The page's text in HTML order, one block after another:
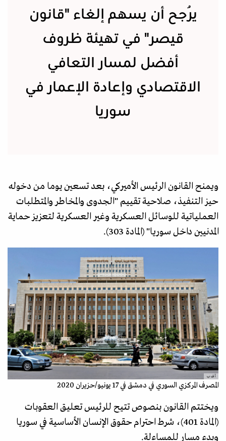
يُرجح أن يسهم إلغاء "قانون
قيصر" في تهيئة ظروف
أفضل لمسار التعافي
الاقتصادي وإعادة الإعمار في
سوريا
ويمنح القانون الرئيس الأميركي، بعد تسعين يوما من دخوله
حيز التنفيذ، صلاحية تقييم "الجدوى والمخاطر والمتطلبات
العملياتية للوسائل العسكرية وغير العسكرية لتعزيز حماية
المدنيين داخل سوريا" (المادة 303).
أ ف ب
المصرف المركزي السوري في دمشق في 17 يونيو/حزيران 2020
ويختتم القانون بنصوص تتيح للرئيس تعليق العقوبات
(المادة 401)، شرط احترام حقوق الإنسان الأساسية في سوريا
وبدء مسار للمساءلة.